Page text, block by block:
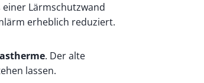
Lärmschutzwand
erheblich reduziert.
. Der alte
lassen.